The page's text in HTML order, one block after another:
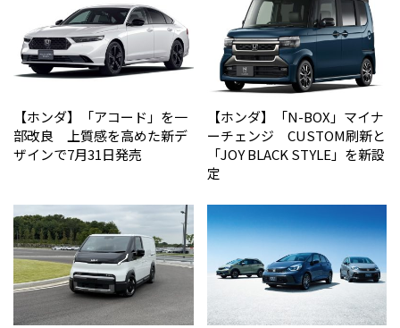
【ホンダ】「アコード」を一
部改良 上質感を高めた新デ
ザインで7月31日発売
【ホンダ】「N-BOX」マイナ
ーチェンジ CUSTOM刷新と
「JOY BLACK STYLE」を新設
定